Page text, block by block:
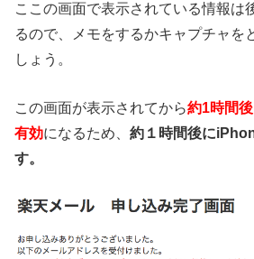
ここの画面で表示されている情報は
るので、メモをするかキャプチャを
しょう。
この画面が表示されてから約1時間
有効になるため、約１時間後に
す。